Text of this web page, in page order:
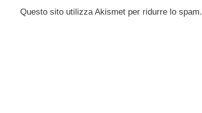
Questo sito utilizza Akismet per ridurre lo spam.